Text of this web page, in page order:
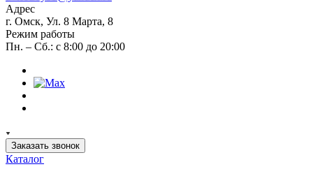
Адрес
г. Омск, Ул. 8 Марта, 8
Режим работы
Пн. – Сб.: с 8:00 до 20:00
Заказать звонок
Каталог